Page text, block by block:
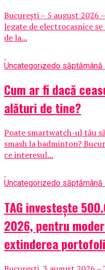
București – 5 august 2026
legate de electrocasnice
de la...
Uncategorizedo săptămână
Cum ar fi dacă
alături de tine?
Poate smartwatch-ul tău
smash la badminton?
ce interesul...
Uncategorizedo săptămână
TAG investește
2026, pentru
extinderea